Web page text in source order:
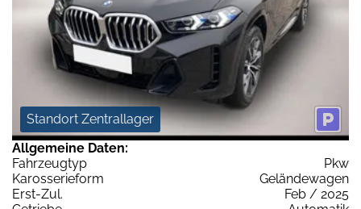
Standort Zentrallager
Allgemeine Daten:
Fahrzeugtyp
Pkw
Karosserieform
Geländewagen
Erst-Zul.
Feb / 2025